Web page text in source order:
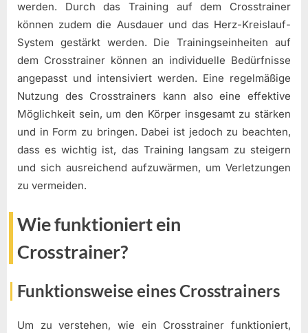
werden. Durch das Training auf dem Crosstrainer
können zudem die Ausdauer und das Herz-Kreislauf-
System gestärkt werden. Die Trainingseinheiten auf
dem Crosstrainer können an individuelle Bedürfnisse
angepasst und intensiviert werden. Eine regelmäßige
Nutzung des Crosstrainers kann also eine effektive
Möglichkeit sein, um den Körper insgesamt zu stärken
und in Form zu bringen. Dabei ist jedoch zu beachten,
dass es wichtig ist, das Training langsam zu steigern
und sich ausreichend aufzuwärmen, um Verletzungen
zu vermeiden.
Wie funktioniert ein
Crosstrainer?
Funktionsweise eines Crosstrainers
Um zu verstehen, wie ein Crosstrainer funktioniert,